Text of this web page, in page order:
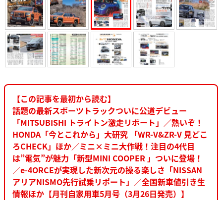
【この記事を最初から読む】
話題の最新スポーツトラックついに公道デビュー
「MITSUBISHI トライトン激走リポート」／熱いぞ！
HONDA「今とこれから」大研究 「WR-V&ZR-V 見どこ
ろCHECK」ほか／ミニ×ミニ大作戦！注目の4代目
は”電気”が魅力「新型MINI COOPER 」ついに登場！
／e-4ORCEが実現した新次元の操る楽しさ「NISSAN
アリアNISMO先行試乗リポート」／全国新車値引き生
情報ほか【月刊自家用車5月号（3月26日発売）】